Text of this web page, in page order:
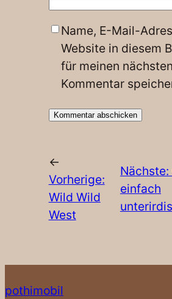
Name, E-Mail-
Website in diesem
für meinen nächsten
Kommentar
←
Vorherige:
Wild Wild
West
Nächste:
einfach
pothimobil